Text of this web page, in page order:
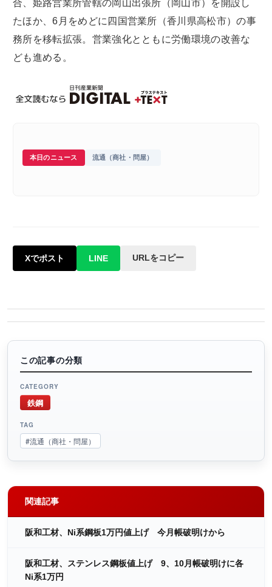
合、姫路営業所管轄の岡山出張所（岡山市）を開設し
たほか、6月をめどに四国営業所（香川県高松市）の事
務所を移転拡張。営業強化とともに労働環境の改善な
ども進める。
本日のニュース 流通（商社・問屋）
Xでポスト LINE URLをコピー
この記事の分類
CATEGORY
鉄鋼
TAG
#流通（商社・問屋）
関連記事
阪和工材、Ni系鋼板1万円値上げ 今月帳破明けから
阪和工材、ステンレス鋼板値上げ 9、10月帳破明けに各
Ni系1万円